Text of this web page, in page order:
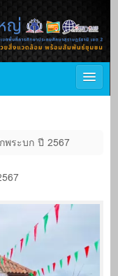
พระบก ปี 2567